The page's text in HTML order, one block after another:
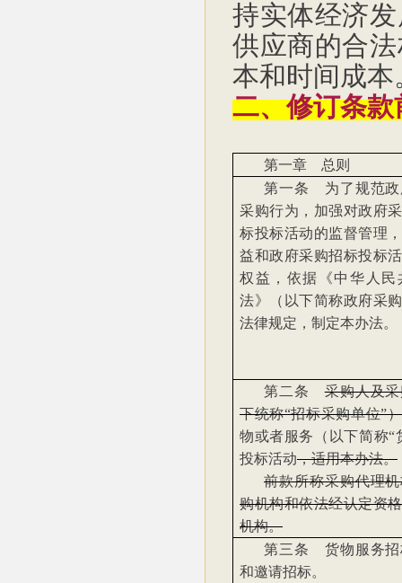
持实体经济
供应商的合
本和时间成本
二、修订条
第一章 总则
第一条 为了规范政
采购行为，加强对政府
标投标活动的监督管理
益和政府采购招标投标
权益，依据《中华人民
法》（以下简称政府采
法律规定，制定本办法。
第二条采购人及
下统称“招标采购单位”
物或者服务（以下简称“
投标活动，适用本办法。
前款所称采购代理
购机构和依法经认定资
机构。
第三条 货物服务招
和邀请招标。